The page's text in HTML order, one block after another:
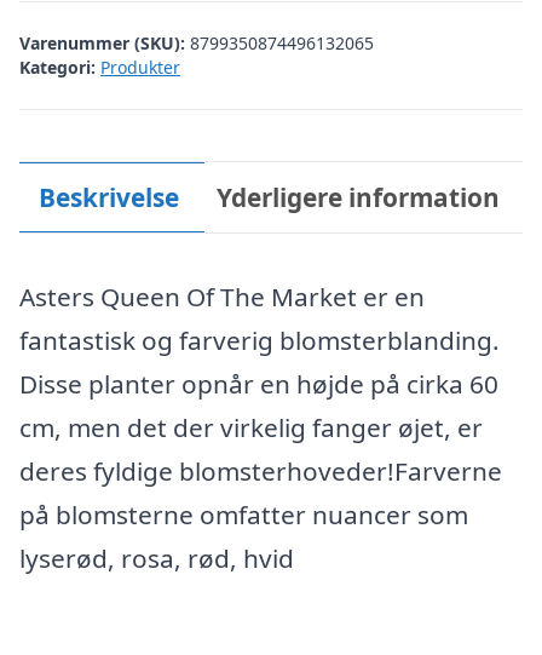
Varenummer (SKU): 8799350874496132065
Kategori: Produkter
Beskrivelse Yderligere information
Asters Queen Of The Market er en
fantastisk og farverig blomsterblanding.
Disse planter opnår en højde på cirka 60
cm, men det der virkelig fanger øjet, er
deres fyldige blomsterhoveder!Farverne
på blomsterne omfatter nuancer som
lyserød, rosa, rød, hvid